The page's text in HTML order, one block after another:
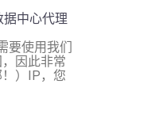
据中心代理
要使用我们
因此非常
）IP，您